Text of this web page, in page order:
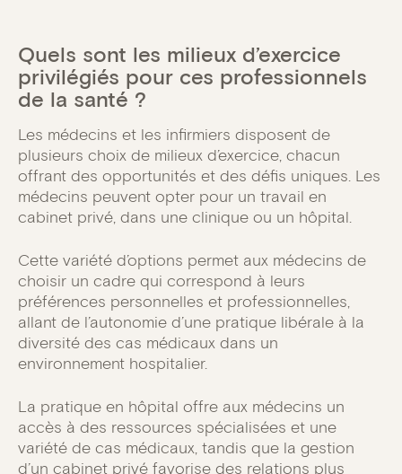
Quels sont les milieux d’exercice
privilégiés pour ces professionnels
de la santé ?
Les médecins et les infirmiers disposent de
plusieurs choix de milieux d’exercice, chacun
offrant des opportunités et des défis uniques. Les
médecins peuvent opter pour un travail en
cabinet privé, dans une clinique ou un hôpital.
Cette variété d’options permet aux médecins de
choisir un cadre qui correspond à leurs
préférences personnelles et professionnelles,
allant de l’autonomie d’une pratique libérale à la
diversité des cas médicaux dans un
environnement hospitalier.
La pratique en hôpital offre aux médecins un
accès à des ressources spécialisées et une
variété de cas médicaux, tandis que la gestion
d’un cabinet privé favorise des relations plus